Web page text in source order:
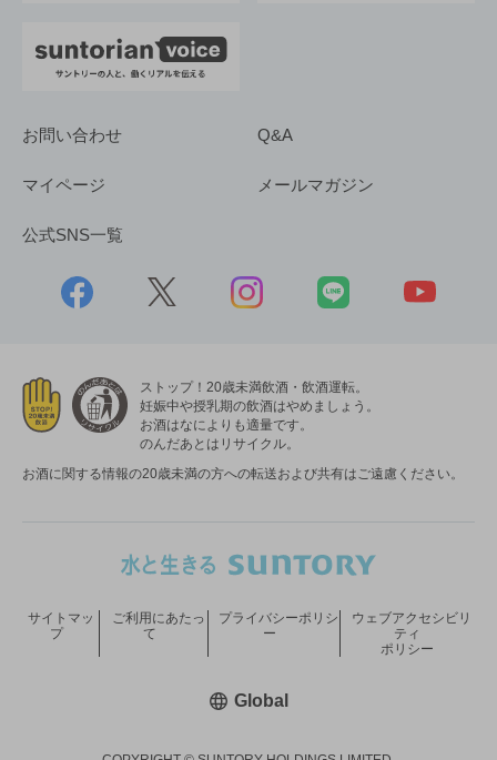
お問い合わせ Q&A
マイページ メールマガジン
公式SNS一覧
ストップ！20歳未満飲酒・飲酒運転。
妊娠中や授乳期の飲酒はやめましょう。
お酒はなによりも適量です。
のんだあとはリサイクル。
お酒に関する情報の20歳未満の方への転送および共有はご遠慮ください。
サイトマッ
プ
ご利用にあたっ
て
プライバシーポリシ
ー
ウェブアクセシビリ
ティ
ポリシー
Global新しいウィンドウで開く